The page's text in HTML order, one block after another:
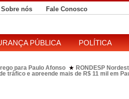
Sobre nós Fale Conosco
PÚBLICA POLÍTICA
para Paulo Afonso ★ RONDESP
tráfico e apreende mais de R$ 11 mil em